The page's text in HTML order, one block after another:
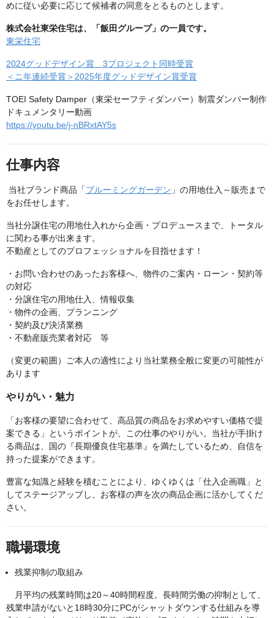
めに従い必要に応じて候補者の同意をとるものとします。
株式会社東栄住宅は、「飯田グループ」の一員です。
東栄住宅
2024グッドデザイン賞 3プロジェクト同時受賞
＜ニ年連続受賞＞2025年度グッドデザイン賞受賞
TOEI Safety Damper（東栄セーフティダンパー）制震ダンパー制作
ドキュメンタリー動画
https://youtu.be/j-nBRxtAY5s
仕事内容
当社ブランド商品「ブルーミングガーデン 」の用地仕入～販売まで
をお任せします。
当社分譲住宅の用地仕入れから企画・プロデュースまで、トータル
に関わる事が出来ます。
不動産としてのプロフェッショナルを目指せます！
・お問い合わせのあったお客様へ、物件のご案内・ローン・契約等
の対応
・分譲住宅の用地仕入、情報収集
・物件の企画、プランニング
・契約及び決済業務
・不動産販売業者対応 等
（変更の範囲）ご本人の適性により当社業務全般に変更の可能性が
あります
やりがい・魅力
「お客様の要望に合わせて、高品質の商品をお求めやすい価格で提
案できる」というポイントが、この仕事のやりがい。当社が手掛け
る商品は、国の『長期優良住宅基準』を満たしているため、自信を
持った提案ができます。
豊富な知識と経験を積むことにより、ゆくゆくは「仕入企画職」と
してステージアップし、お客様の声を次の商品企画に活かしてくだ
さい。
職場環境
残業抑制の取組み
月平均の残業時間は20～40時間程度。長時間労働の抑制として、
残業申請がないと18時30分にPCがシャットダウンする仕組みを導